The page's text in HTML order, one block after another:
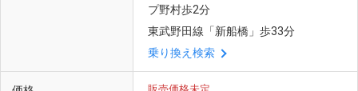
プ野村歩2分
東武野田線「新船橋」歩33分
乗り換え検索